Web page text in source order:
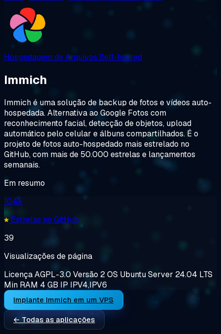
Hospedagem de Arquivos Self-hosted
Immich
Immich é uma solução de backup de fotos e vídeos auto-
hospedada. Alternativa ao Google Fotos com
reconhecimento facial, detecção de objetos, upload
automático pelo celular e álbuns compartilhados. É o
projeto de fotos auto-hospedado mais estrelado no
GitHub, com mais de 50.000 estrelas e lançamentos
semanais.
Em resumo
104k
Estrelas no GitHub
39
Visualizações de página
LicençaAGPL-3.0 Versão 2OS Ubuntu Server 24.04 LTS
Min RAM 4 GB IP IPV4,IPV6
Implante Immich em um VPS
← Todas as aplicações